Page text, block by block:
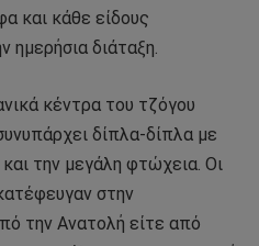
και κάθε είδους
ημερήσια διάταξη.
κέντρα του τζόγου
δίπλα-δίπλα με
την μεγάλη φτώχεια. Οι
στην
την Ανατολή είτε από